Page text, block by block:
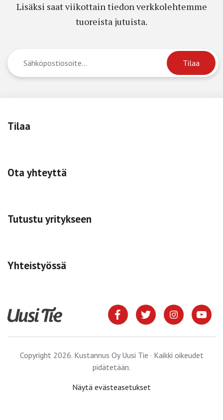
Lisäksi saat viikottain tiedon verkkolehtemme
tuoreista jutuista.
Tilaa
Ota yhteyttä
Tutustu yritykseen
Yhteistyössä
Copyright 2026. Kustannus Oy Uusi Tie · Kaikki oikeudet
pidätetään.
Näytä evästeasetukset